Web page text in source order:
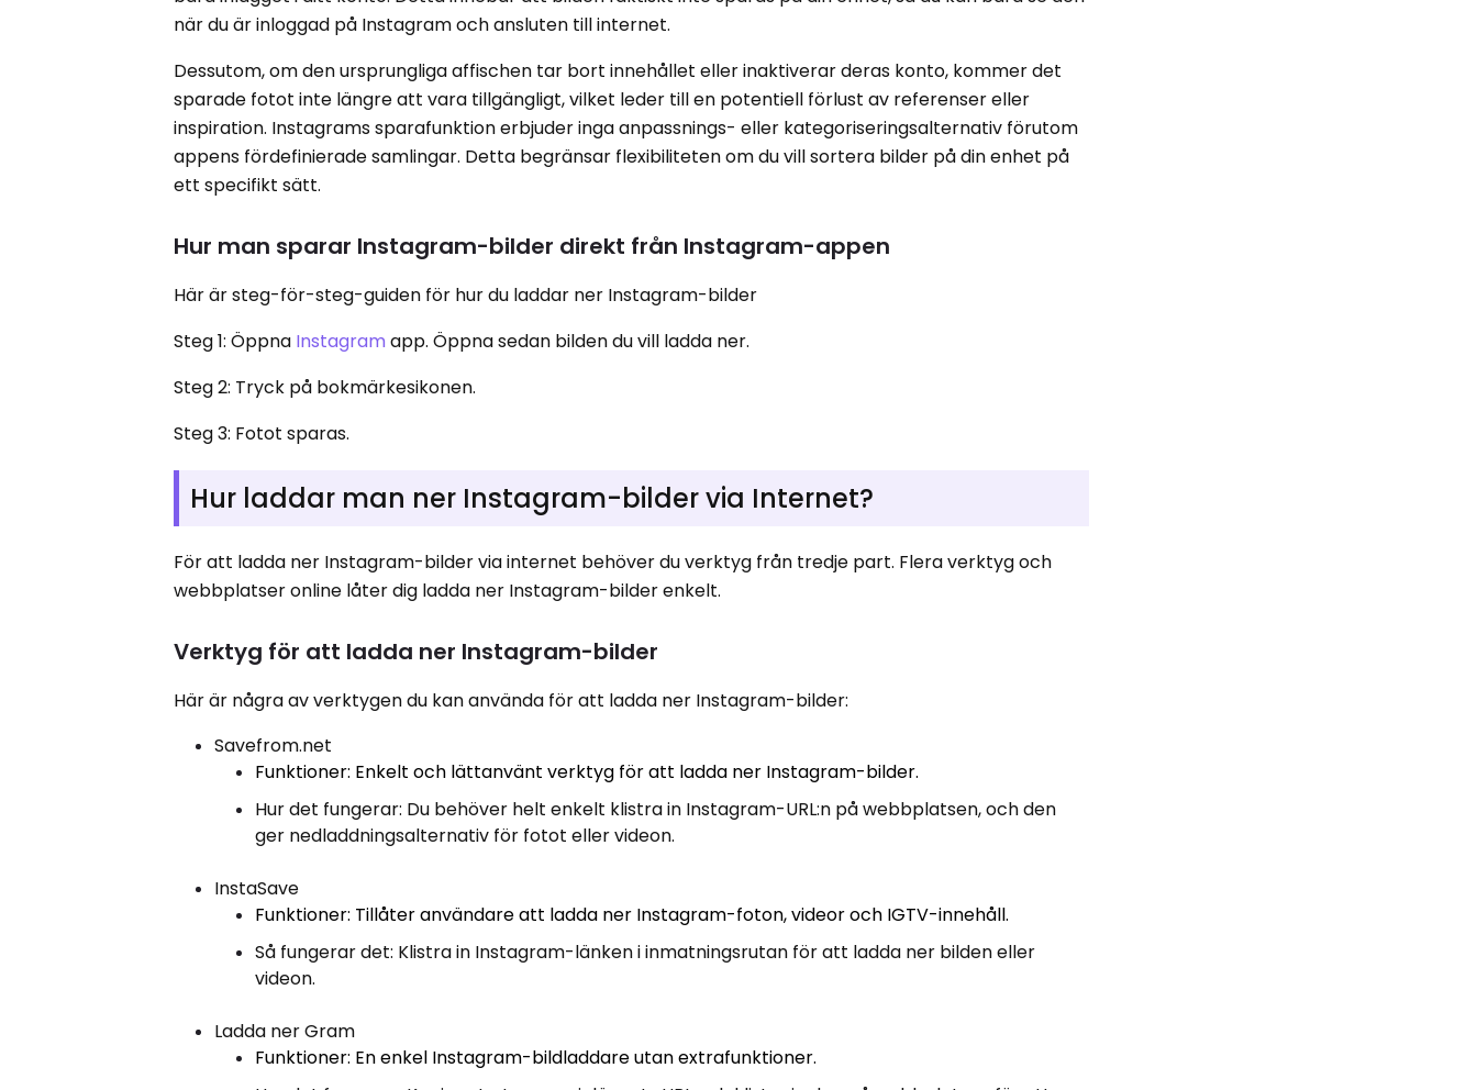
när du är inloggad på Instagram och ansluten till internet.
Dessutom, om den ursprungliga affischen tar bort innehållet eller inaktiverar deras konto, kommer det
sparade fotot inte längre att vara tillgängligt, vilket leder till en potentiell förlust av referenser eller
inspiration. Instagrams sparafunktion erbjuder inga anpassnings- eller kategoriseringsalternativ förutom
appens fördefinierade samlingar. Detta begränsar flexibiliteten om du vill sortera bilder på din enhet på
ett specifikt sätt.
Hur man sparar Instagram-bilder direkt från Instagram-appen
Här är steg-för-steg-guiden för hur du laddar ner Instagram-bilder
Steg 1: Öppna Instagram app. Öppna sedan bilden du vill ladda ner.
Steg 2: Tryck på bokmärkesikonen.
Steg 3: Fotot sparas.
Hur laddar man ner Instagram-bilder via Internet?
För att ladda ner Instagram-bilder via internet behöver du verktyg från tredje part. Flera verktyg och
webbplatser online låter dig ladda ner Instagram-bilder enkelt.
Verktyg för att ladda ner Instagram-bilder
Här är några av verktygen du kan använda för att ladda ner Instagram-bilder:
Savefrom.net
Funktioner: Enkelt och lättanvänt verktyg för att ladda ner Instagram-bilder.
Hur det fungerar: Du behöver helt enkelt klistra in Instagram-URL:n på webbplatsen, och den
ger nedladdningsalternativ för fotot eller videon.
InstaSave
Funktioner: Tillåter användare att ladda ner Instagram-foton, videor och IGTV-innehåll.
Så fungerar det: Klistra in Instagram-länken i inmatningsrutan för att ladda ner bilden eller
videon.
Ladda ner Gram
Funktioner: En enkel Instagram-bildladdare utan extrafunktioner.